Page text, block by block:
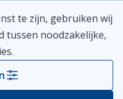
Open
te zijn, gebruiken wij
tussen noodzakelijke,